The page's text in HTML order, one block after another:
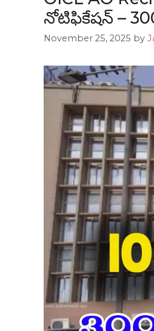
నోటిఫికేషన్ –
November 25, 2025 by